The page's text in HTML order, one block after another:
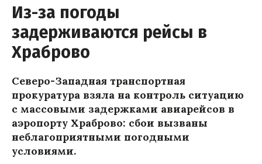
Из-за погоды
задерживаются рейсы в
Храброво
Северо-Западная транспортная
прокуратура взяла на контроль ситуацию
с массовыми задержками авиарейсов в
аэропорту Храброво: сбои вызваны
неблагоприятными погодными
условиями.